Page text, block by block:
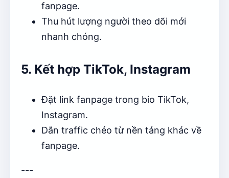
fanpage.
Thu hút lượng người theo dõi mới
nhanh chóng.
5. Kết hợp TikTok, Instagram
Đặt link fanpage trong bio TikTok,
Instagram.
Dẫn traffic chéo từ nền tảng khác về
fanpage.
---